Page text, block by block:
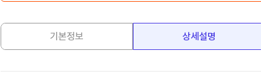
기본정보 상세설명